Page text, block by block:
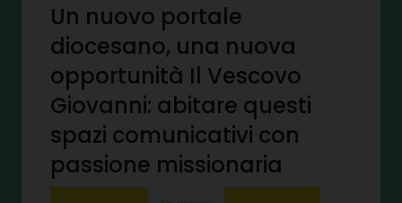
Un nuovo portale
diocesano, una nuova
opportunità Il Vescovo
Giovanni: abitare questi
spazi comunicativi con
passione missionaria